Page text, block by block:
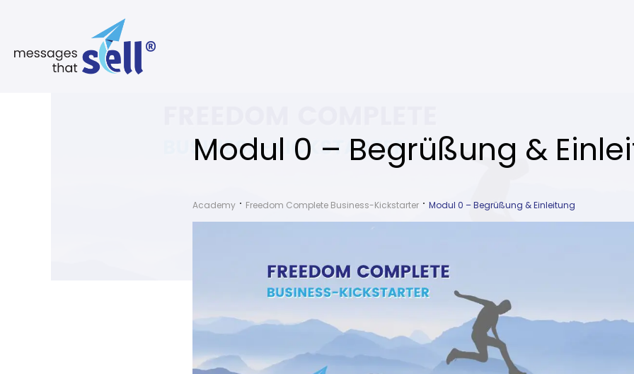
Modul 0 – Begrüßung &
Academy Freedom Complete Business-Kickstarter Modul 0 – Begrüßung & Einleitung